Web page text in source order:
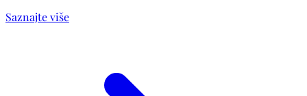
Saznajte više